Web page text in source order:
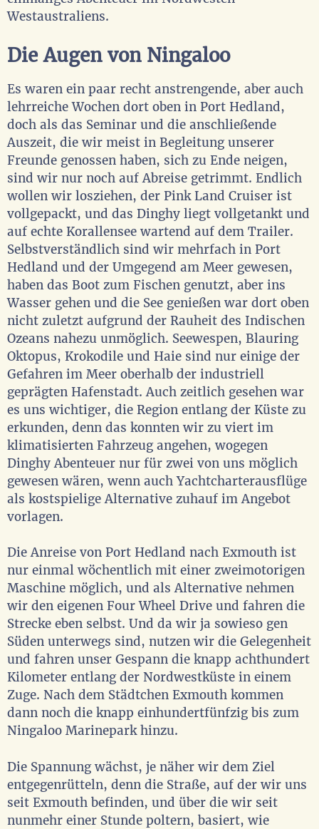
Westaustraliens.
Die Augen von Ningaloo
Es waren ein paar recht anstrengende, aber auch
lehrreiche Wochen dort oben in Port Hedland,
doch als das Seminar und die anschließende
Auszeit, die wir meist in Begleitung unserer
Freunde genossen haben, sich zu Ende neigen,
sind wir nur noch auf Abreise getrimmt. Endlich
wollen wir losziehen, der Pink Land Cruiser ist
vollgepackt, und das Dinghy liegt vollgetankt und
auf echte Korallensee wartend auf dem Trailer.
Selbstverständlich sind wir mehrfach in Port
Hedland und der Umgegend am Meer gewesen,
haben das Boot zum Fischen genutzt, aber ins
Wasser gehen und die See genießen war dort oben
nicht zuletzt aufgrund der Rauheit des Indischen
Ozeans nahezu unmöglich. Seewespen, Blauring
Oktopus, Krokodile und Haie sind nur einige der
Gefahren im Meer oberhalb der industriell
geprägten Hafenstadt. Auch zeitlich gesehen war
es uns wichtiger, die Region entlang der Küste zu
erkunden, denn das konnten wir zu viert im
klimatisierten Fahrzeug angehen, wogegen
Dinghy Abenteuer nur für zwei von uns möglich
gewesen wären, wenn auch Yachtcharterausflüge
als kostspielige Alternative zuhauf im Angebot
vorlagen.
Die Anreise von Port Hedland nach Exmouth ist
nur einmal wöchentlich mit einer zweimotorigen
Maschine möglich, und als Alternative nehmen
wir den eigenen Four Wheel Drive und fahren die
Strecke eben selbst. Und da wir ja sowieso gen
Süden unterwegs sind, nutzen wir die Gelegenheit
und fahren unser Gespann die knapp achthundert
Kilometer entlang der Nordwestküste in einem
Zuge. Nach dem Städtchen Exmouth kommen
dann noch die knapp einhundertfünfzig bis zum
Ningaloo Marinepark hinzu.
Die Spannung wächst, je näher wir dem Ziel
entgegenrütteln, denn die Straße, auf der wir uns
seit Exmouth befinden, und über die wir seit
nunmehr einer Stunde poltern, basiert, wie